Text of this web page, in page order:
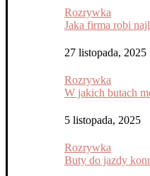
Rozrywka
Jaka firma robi
27 listopada, 2025
Rozrywka
W jakich butach
5 listopada, 2025
Rozrywka
Buty do jazdy